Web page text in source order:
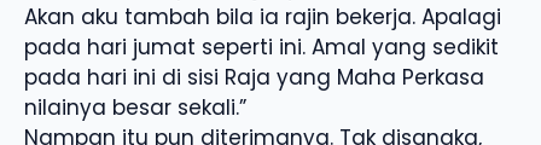
Akan aku tambah bila ia rajin bekerja. Apalagi
pada hari jumat seperti ini. Amal yang sedikit
pada hari ini di sisi Raja yang Maha Perkasa
nilainya besar sekali.”
Nampan itu pun diterimanya. Tak disangka,